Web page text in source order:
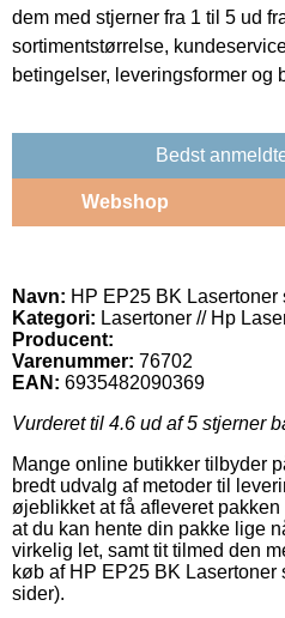
dem med stjerner fra 1 til 5 ud
sortimentstørrelse,
betingelser, leveringsformer og
Bedst
Webshop
Navn: HP EP25 BK
Kategori: Lasertoner // Hp
Producent:
Varenummer: 76702
EAN: 6935482090369
Vurderet til 4.6 ud af 5 stjerner
Mange online butikker tilbyder
bredt udvalg af metoder til
øjeblikket at få afleveret
at du kan hente din pakke lige
virkelig let, samt tit tilmed den
køb af HP EP25 BK Lasertoner
sider).